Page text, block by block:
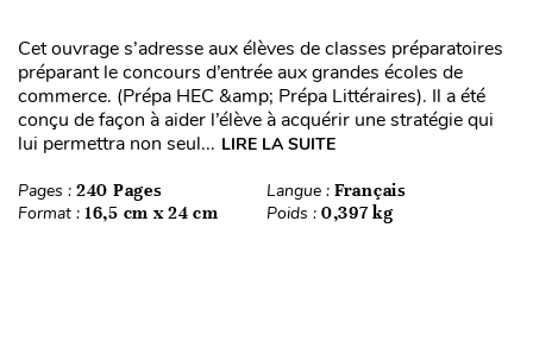
Cet ouvrage s’adresse aux élèves de classes préparatoires
préparant le concours d’entrée aux grandes écoles de
commerce. (Prépa HEC &amp; Prépa Littéraires). Il a été
conçu de façon à aider l’élève à acquérir une stratégie qui
lui permettra non seul... LIRE LA SUITE
Pages : 240 Pages Langue : Français
Format : 16,5 cm x 24 cm Poids : 0,397 kg